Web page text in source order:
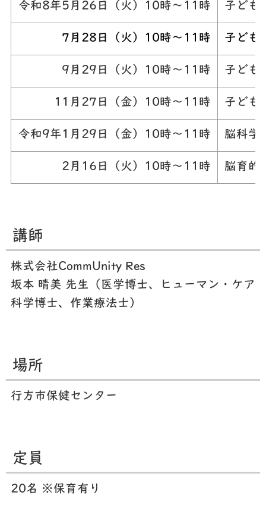
令和8年5月26日（火）10時〜11時 子ども
7月28日（火）10時〜11時 子ども
9月29日（火）10時〜11時 子ども
11月27日（金）10時〜11時 子ども
令和9年1月29日（金）10時〜11時 脳科学
2月16日（火）10時〜11時 脳育的
講師
株式会社CommUnity Res
坂本 晴美 先生（医学博士、ヒューマン・ケア
科学博士、作業療法士）
場所
行方市保健センター
定員
20名 ※保育有り